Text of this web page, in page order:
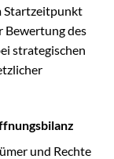
Startzeitpunkt
des
strategischen
und Rechte